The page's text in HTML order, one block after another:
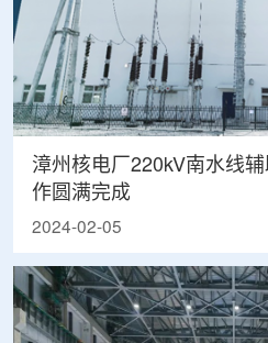
漳州核电厂220kV南水线辅
作圆满完成
2024-02-05